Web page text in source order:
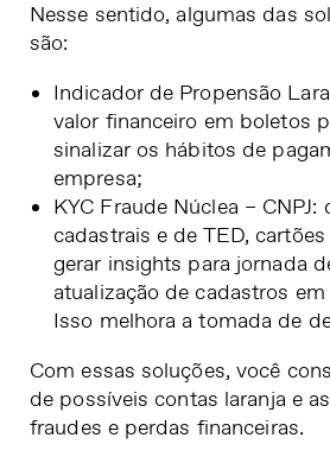
Nesse sentido, algumas das
são:
Indicador de Propensão
valor financeiro em boletos
sinalizar os hábitos de
empresa;
KYC Fraude Núclea –
cadastrais e de TED,
gerar insights para jornada
atualização de cadastros
Isso melhora a tomada de
Com essas soluções, você
de possíveis contas laranja e
fraudes e perdas financeiras.